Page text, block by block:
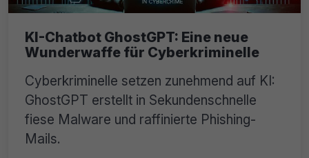
KI-Chatbot GhostGPT: Eine neue
Wunderwaffe für Cyberkriminelle
Cyberkriminelle setzen zunehmend auf KI:
GhostGPT erstellt in Sekundenschnelle
fiese Malware und raffinierte Phishing-
Mails.